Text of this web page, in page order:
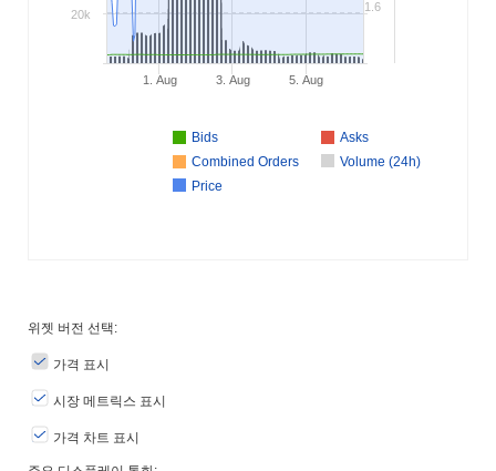
Bids
Asks
Combined Orders
Volume (24h)
Price
1. Aug 3. Aug 5. Aug
1.6
20k
위젯 버전 선택:
가격 표시
시장 메트릭스 표시
가격 차트 표시